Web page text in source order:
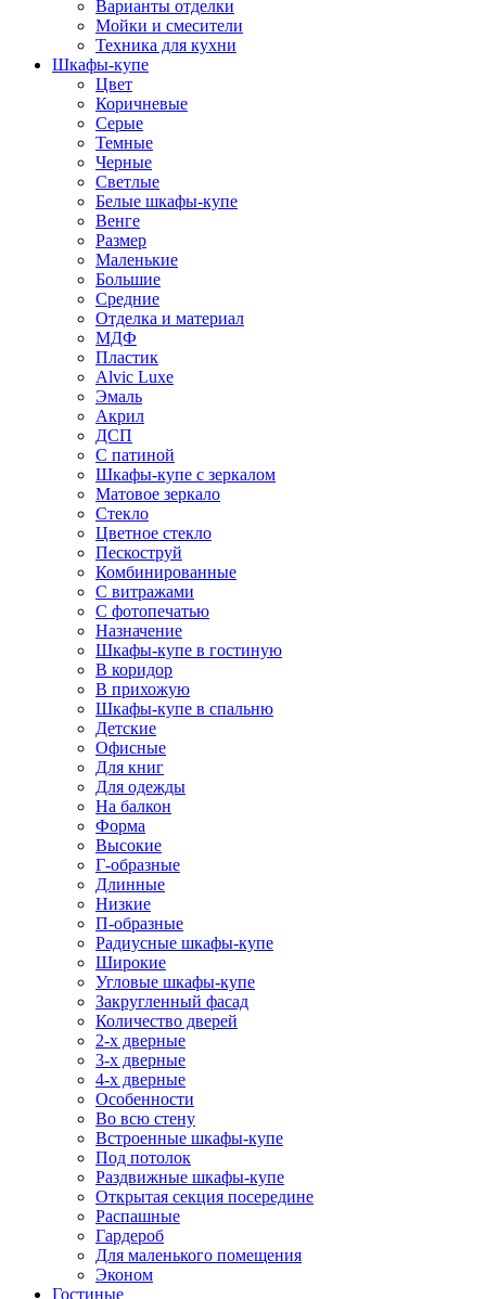
Варианты отделки
Мойки и смесители
Техника для кухни
Шкафы-купе
Цвет
Коричневые
Серые
Темные
Черные
Светлые
Белые шкафы-купе
Венге
Размер
Маленькие
Большие
Средние
Отделка и материал
МДФ
Пластик
Alvic Luxe
Эмаль
Акрил
ДСП
С патиной
Шкафы-купе с зеркалом
Матовое зеркало
Стекло
Цветное стекло
Пескоструй
Комбинированные
С витражами
С фотопечатью
Назначение
Шкафы-купе в гостиную
В коридор
В прихожую
Шкафы-купе в спальню
Детские
Офисные
Для книг
Для одежды
На балкон
Форма
Высокие
Г-образные
Длинные
Низкие
П-образные
Радиусные шкафы-купе
Широкие
Угловые шкафы-купе
Закругленный фасад
Количество дверей
2-х дверные
3-х дверные
4-х дверные
Особенности
Во всю стену
Встроенные шкафы-купе
Под потолок
Раздвижные шкафы-купе
Открытая секция посередине
Распашные
Гардероб
Для маленького помещения
Эконом
Гостиные